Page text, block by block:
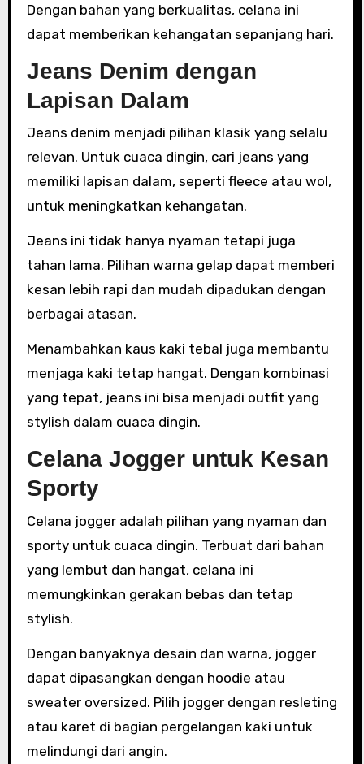
Dengan bahan yang berkualitas, celana ini
dapat memberikan kehangatan sepanjang hari.
Jeans Denim dengan
Lapisan Dalam
Jeans denim menjadi pilihan klasik yang selalu
relevan. Untuk cuaca dingin, cari jeans yang
memiliki lapisan dalam, seperti fleece atau wol,
untuk meningkatkan kehangatan.
Jeans ini tidak hanya nyaman tetapi juga
tahan lama. Pilihan warna gelap dapat memberi
kesan lebih rapi dan mudah dipadukan dengan
berbagai atasan.
Menambahkan kaus kaki tebal juga membantu
menjaga kaki tetap hangat. Dengan kombinasi
yang tepat, jeans ini bisa menjadi outfit yang
stylish dalam cuaca dingin.
Celana Jogger untuk Kesan
Sporty
Celana jogger adalah pilihan yang nyaman dan
sporty untuk cuaca dingin. Terbuat dari bahan
yang lembut dan hangat, celana ini
memungkinkan gerakan bebas dan tetap
stylish.
Dengan banyaknya desain dan warna, jogger
dapat dipasangkan dengan hoodie atau
sweater oversized. Pilih jogger dengan resleting
atau karet di bagian pergelangan kaki untuk
melindungi dari angin.